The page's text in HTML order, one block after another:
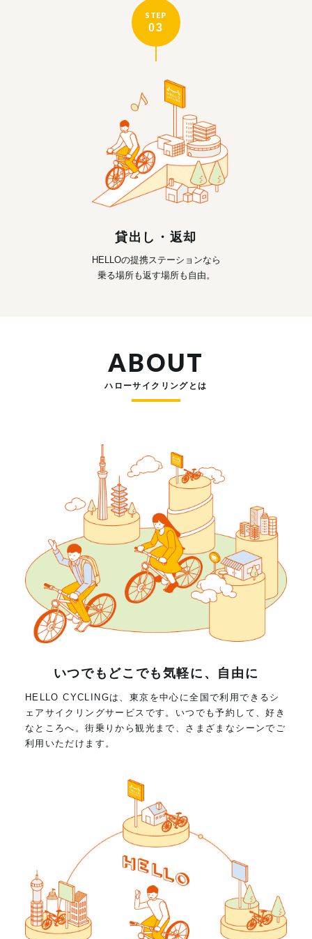
STEP
03
貸出し・返却
HELLOの提携ステーションなら
乗る場所も返す場所も自由。
ABOUT
ハローサイクリングとは
いつでもどこでも気軽に、自由に
HELLO CYCLINGは、東京を中心に全国で利用できるシ
ェアサイクリングサービスです。いつでも予約して、好き
なところへ。街乗りから観光まで、さまざまなシーンでご
利用いただけます。